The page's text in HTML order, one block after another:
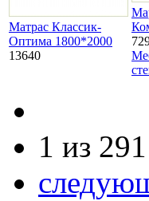
Матрас Классик-
Оптима 1800*2000
13640
1 из 291